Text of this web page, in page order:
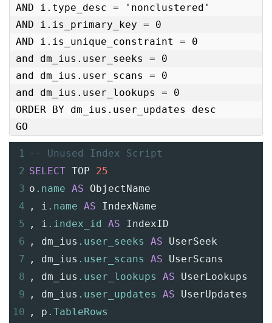
AND i.type_desc = 'nonclustered'
AND i.is_primary_key = 0
AND i.is_unique_constraint = 0
and dm_ius.user_seeks = 0
and dm_ius.user_scans = 0
and dm_ius.user_lookups = 0
ORDER BY dm_ius.user_updates desc
GO
1 -- Unused Index Script
2 SELECT TOP 25
3 o .name AS ObjectName
4
, i .name AS IndexName
5
, i .index_id AS IndexID
6
, dm_ius .user_seeks AS UserSeek
7
, dm_ius .user_scans AS UserScans
8
, dm_ius .user_lookups AS UserLookups
9
, dm_ius .user_updates AS UserUpdates
10
, p .TableRows